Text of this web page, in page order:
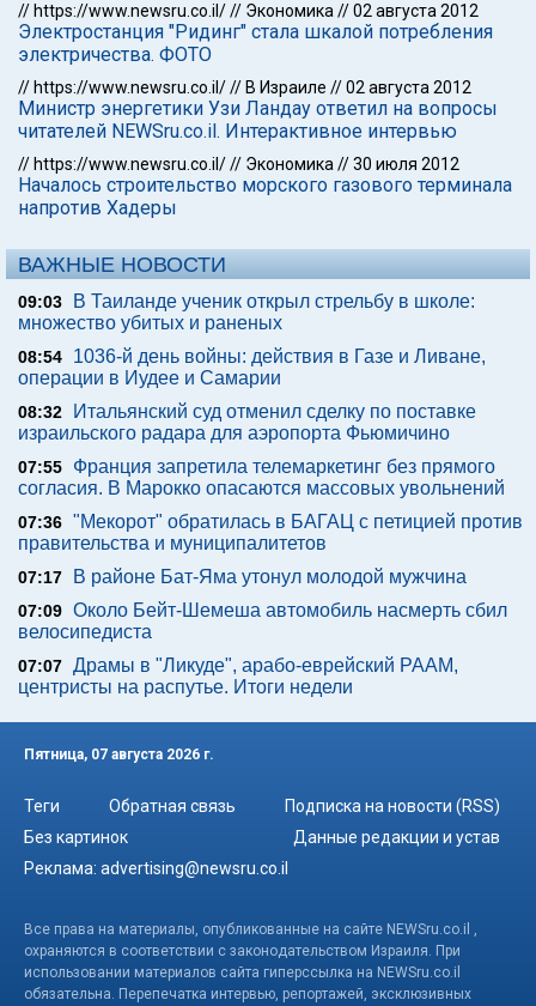
// https://www.newsru.co.il/// Экономика //02 августа 2012
Электростанция "Ридинг" стала шкалой потребления
электричества. ФОТО
// https://www.newsru.co.il/// В Израиле //02 августа 2012
Министр энергетики Узи Ландау ответил на вопросы
читателей NEWSru.co.il. Интерактивное интервью
// https://www.newsru.co.il/// Экономика //30 июля 2012
Началось строительство морского газового терминала
напротив Хадеры
ВАЖНЫЕ НОВОСТИ
09:03
В Таиланде ученик открыл стрельбу в школе:
множество убитых и раненых
08:54
1036-й день войны: действия в Газе и Ливане,
операции в Иудее и Самарии
08:32
Итальянский суд отменил сделку по поставке
израильского радара для аэропорта Фьюмичино
07:55
Франция запретила телемаркетинг без прямого
согласия. В Марокко опасаются массовых увольнений
07:36 "Мекорот" обратилась в БАГАЦ с петицией против
правительства и муниципалитетов
07:17 В районе Бат-Яма утонул молодой мужчина
07:09 Около Бейт-Шемеша автомобиль насмерть сбил
велосипедиста
07:07 Драмы в "Ликуде", арабо-еврейский РААМ,
центристы на распутье. Итоги недели
Пятница, 07 августа 2026 г.
Теги Обратная связь
Подписка на новости (RSS)
Без картинок
Данные редакции и устав
Реклама: advertising@newsru.co.il
Все права на материалы, опубликованные на сайте NEWSru.co.il ,
охраняются в соответствии с законодательством Израиля. При
использовании материалов сайта гиперссылка на NEWSru.co.il
обязательна. Перепечатка интервью, репортажей, эксклюзивных